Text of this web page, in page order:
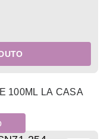
100ML LA CASA